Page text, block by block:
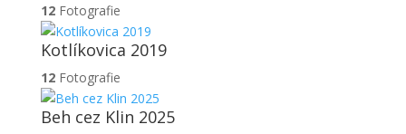
12Fotografie
Kotlíkovica 2019
12Fotografie
Beh cez Klin 2025